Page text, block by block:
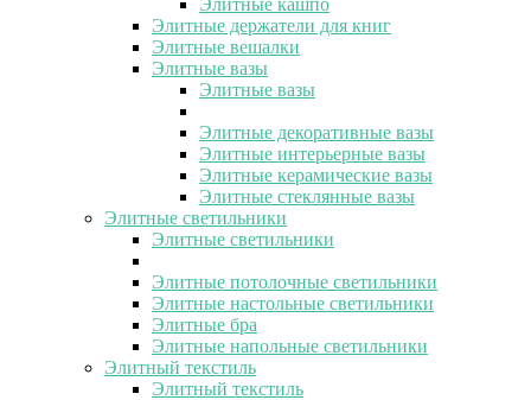
Элитные держатели для книг
Элитные вешалки
Элитные вазы
Элитные вазы
Элитные декоративные вазы
Элитные интерьерные вазы
Элитные керамические вазы
Элитные стеклянные вазы
Элитные светильники
Элитные светильники
Элитные потолочные светильники
Элитные настольные светильники
Элитные бра
Элитные напольные светильники
Элитный текстиль
Элитный текстиль